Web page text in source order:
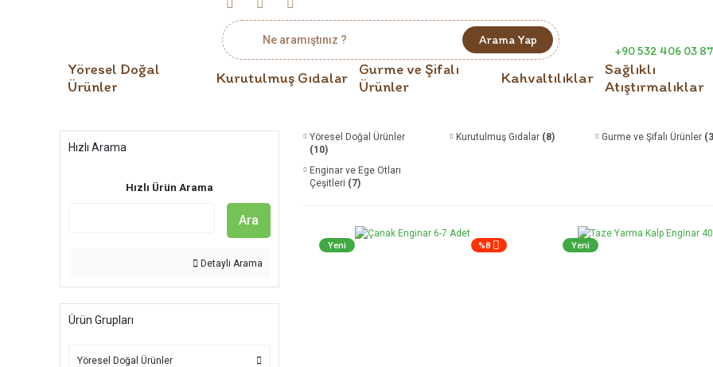
Arama Yap
+90 532 406 03 87
Yöresel Doğal
Ürünler
Kurutulmuş Gıdalar
Gurme ve Şifalı
Ürünler
Kahvaltılıklar
Sağlıklı
Atıştırmalıklar
Hızlı Arama
Hızlı Ürün Arama
Ara
Detaylı Arama
Ürün Grupları
Yöresel Doğal Ürünler
Yöresel Doğal Ürünler
(10)
Kurutulmuş Gıdalar (8) Gurme ve Şifalı Ürünler
Enginar ve Ege Otları
Çeşitleri (7)
%8
Yeni Yeni